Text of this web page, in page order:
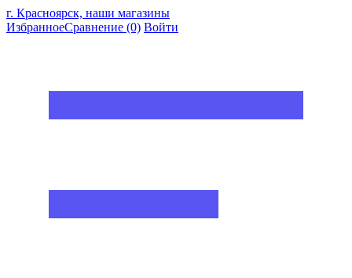
г. Красноярск, наши магазины
ИзбранноеСравнение (0) Войти